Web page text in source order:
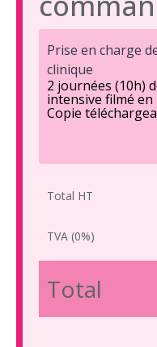
Prise en charge
clinique
2 journées (10h)
intensive filmé en
Copie
Total HT
TVA (0%)
Total